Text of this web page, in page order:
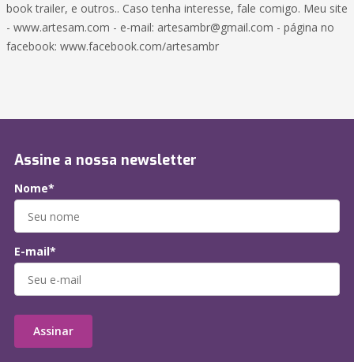
book trailer, e outros.. Caso tenha interesse, fale comigo. Meu site
- www.artesam.com - e-mail: artesambr@gmail.com - página no
facebook: www.facebook.com/artesambr
Assine a nossa newsletter
Nome*
E-mail*
Assinar